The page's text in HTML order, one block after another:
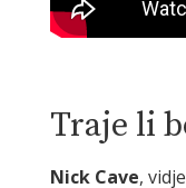
Traje li
Nick Cave,